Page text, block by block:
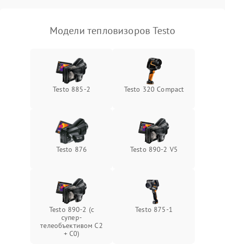
Модели тепловизоров Testo
Testo 885-2 Testo 320 Compact
Testo 876 Testo 890-2 V5
Testo 890-2 (c
супер-
телеобъективом C2
+ C0)
Testo 875-1